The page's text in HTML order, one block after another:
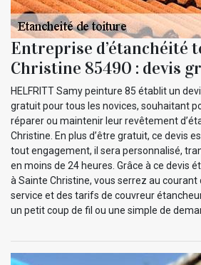
Entreprise d’étanchéité
Christine 85490 : devis
HELFRITT Samy peinture 85 établit un
gratuit pour tous les novices, souhaitant
réparer ou maintenir leur revêtement
Christine. En plus d’être gratuit, ce devis
tout engagement, il sera personnalisé,
en moins de 24 heures. Grâce à ce devis
à Sainte Christine, vous serrez au courant
service et des tarifs de couvreur
un petit coup de fil ou une simple de